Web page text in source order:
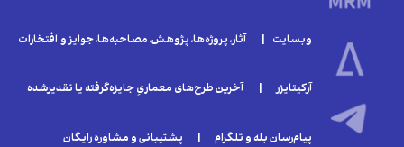
وبسایت | آثار، پروژه‌ها، پژوهش، مصاحبه‌ها، جوایز و افتخارات
آرکیتایزر | آخرین طرح‌های معماریِ جایزه‌گرفته یا تقدیر‌شده
پیام‌رسان بله و تلگرام | پشتیبانی و مشاوره رایگان